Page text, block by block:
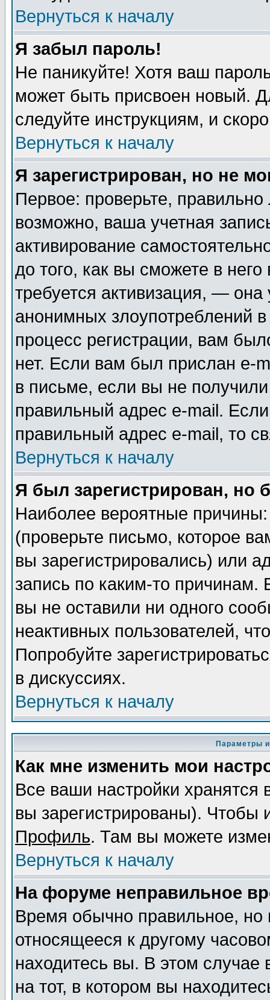
Вернуться к началу
Я забыл пароль!
Не паникуйте! Хотя ваш
может быть присвоен новый.
следуйте инструкциям, и
Вернуться к началу
Я зарегистрирован, но не
Первое: проверьте,
возможно, ваша учетная
активирование
до того, как вы сможете в
требуется активизация, —
анонимных злоупотреблений
процесс регистрации, вам
нет. Если вам был прислан e-
в письме, если вы не
правильный адрес e-mail.
правильный адрес e-mail, то
Вернуться к началу
Я был зарегистрирован, но
Наиболее вероятные
(проверьте письмо, которое
вы зарегистрировались) или
запись по каким-то причинам.
вы не оставили ни одного
неактивных пользователей,
Попробуйте
в дискуссиях.
Вернуться к началу
Параметры
Как мне изменить мои
Все ваши настройки хранятся
вы зарегистрированы). Чтобы
Профиль. Там вы можете
Вернуться к началу
На форуме неправильное
Время обычно правильное,
относящееся к другому
находитесь вы. В этом
на тот, в котором вы